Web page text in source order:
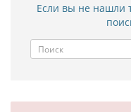
Если вы не нашли